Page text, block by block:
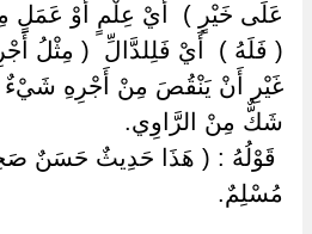
عَلَى خَيْرٍ ) ‏ ‏أَيْ عِلْمٍ أَوْ عَمَلٍ
‏( فَلَهُ ) ‏ ‏أَيْ فَلِلدَّالِّ ‏ ‏( مِثْلُ
غَيْرِ أَنْ يَنْقُصَ مِنْ أَجْرِهِ شَيْءٌ
‏شَكٌّ مِنْ الرَّاوِي.
‏قَوْلُهُ : ( هَذَا حَدِيثٌ حَسَنٌ
مُسْلِمٌ.